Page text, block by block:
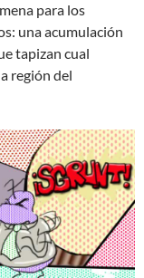
para los
una acumulación
tapizan cual
región del